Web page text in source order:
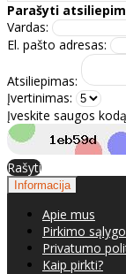
Parašyti
Vardas:
El. pašto adresas:
Atsiliepimas:
Įvertinimas:
Įveskite saugos
Rašyti
Informacija
Apie mus
Pirkimo
Privatumo
Kaip pirkti?